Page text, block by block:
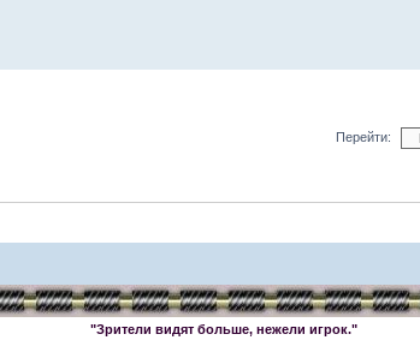
Перейти:
"Зрители видят больше, нежели игрок."